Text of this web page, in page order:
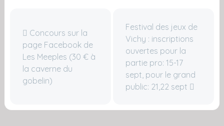
Concours sur la
page Facebook de
Les Meeples (30 € à
la caverne du
gobelin)
Festival des jeux de
Vichy : inscriptions
ouvertes pour la
partie pro: 15-17
sept, pour le grand
public: 21,22 sept